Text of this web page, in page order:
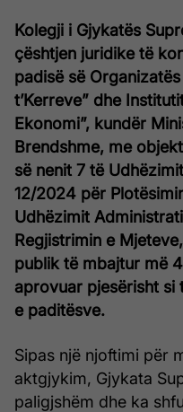
Kolegji i Gjykatës
çështjen juridike të
padisë së
t’Kerreve” dhe
Ekonomi”, kundër
Brendshme, me
së nenit 7 të
12/2024 për
Udhëzimit
Regjistrimin e
publik të mbajtur më
aprovuar pjesërisht si
e paditësve.
Sipas një njoftimi për
aktgjykim, Gjykata
paligjshëm dhe ka